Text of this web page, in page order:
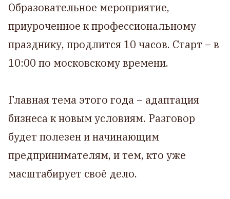
Образовательное мероприятие,
приуроченное к профессиональному
празднику, продлится 10 часов. Старт – в
10:00 по московскому времени.
Главная тема этого года – адаптация
бизнеса к новым условиям. Разговор
будет полезен и начинающим
предпринимателям, и тем, кто уже
масштабирует своё дело.